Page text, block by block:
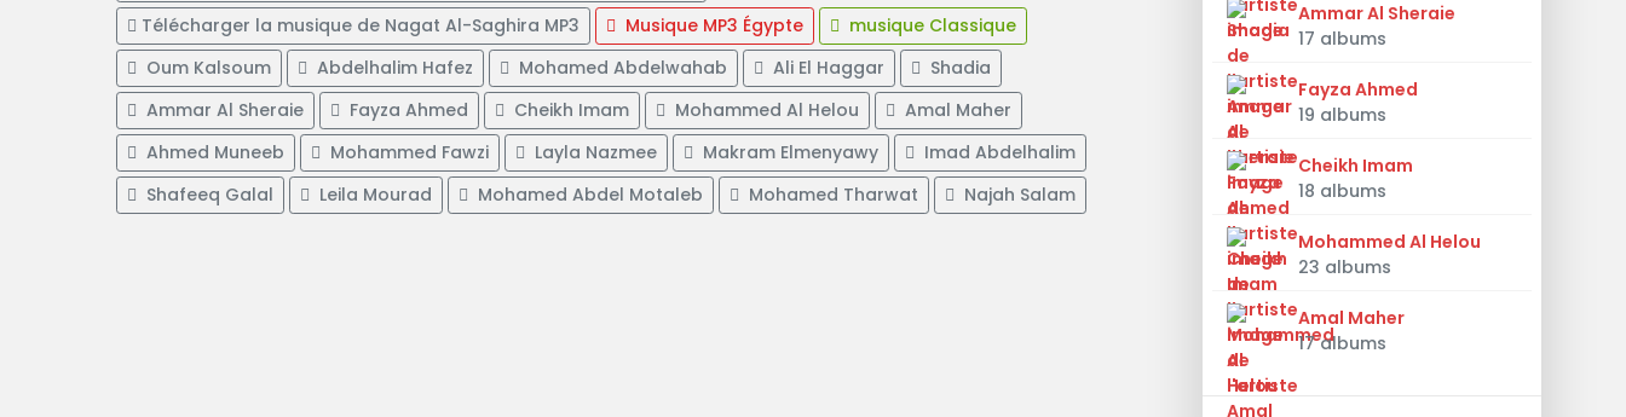
Télécharger la musique de Nagat Al-Saghira MP3
Musique MP3 Égypte
musique Classique
Oum Kalsoum
Abdelhalim Hafez Mohamed Abdelwahab Ali El Haggar
Shadia
Ammar Al Sheraie
Fayza Ahmed Cheikh Imam Mohammed Al Helou
Amal Maher
Ahmed Muneeb
Mohammed Fawzi Layla Nazmee Makram Elmenyawy
Imad Abdelhalim
Shafeeq Galal
Leila Mourad Mohamed Abdel Motaleb Mohamed Tharwat Najah Salam
Ammar Al Sheraie
17 albums
Fayza Ahmed
19 albums
Cheikh Imam
18 albums
Mohammed Al Helou
23 albums
Amal Maher
17 albums